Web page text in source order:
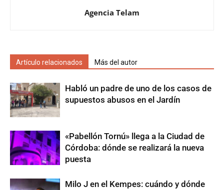
Agencia Telam
Artículo relacionados Más del autor
Habló un padre de uno de los casos de
supuestos abusos en el Jardín
«Pabellón Tornú» llega a la Ciudad de
Córdoba: dónde se realizará la nueva
puesta
Milo J en el Kempes: cuándo y dónde